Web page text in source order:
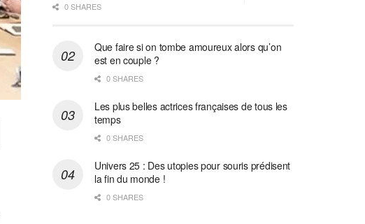
0 SHARES
Que faire si on tombe amoureux alors qu’on
est en couple ?
0 SHARES
Les plus belles actrices françaises de tous les
temps
0 SHARES
Univers 25 : Des utopies pour souris prédisent
la fin du monde !
0 SHARES